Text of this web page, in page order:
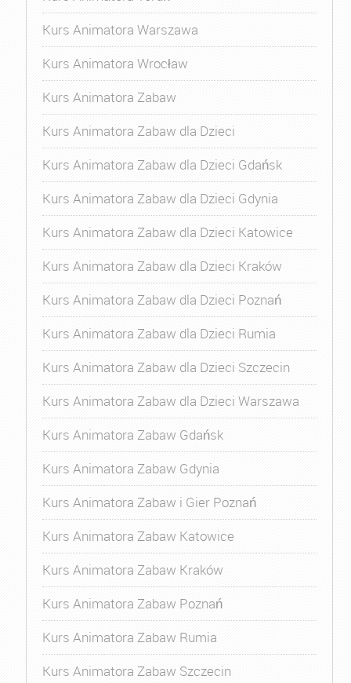
Kurs Animatora Warszawa
Kurs Animatora Wrocław
Kurs Animatora Zabaw
Kurs Animatora Zabaw dla Dzieci
Kurs Animatora Zabaw dla Dzieci Gdańsk
Kurs Animatora Zabaw dla Dzieci Gdynia
Kurs Animatora Zabaw dla Dzieci Katowice
Kurs Animatora Zabaw dla Dzieci Kraków
Kurs Animatora Zabaw dla Dzieci Poznań
Kurs Animatora Zabaw dla Dzieci Rumia
Kurs Animatora Zabaw dla Dzieci Szczecin
Kurs Animatora Zabaw dla Dzieci Warszawa
Kurs Animatora Zabaw Gdańsk
Kurs Animatora Zabaw Gdynia
Kurs Animatora Zabaw i Gier Poznań
Kurs Animatora Zabaw Katowice
Kurs Animatora Zabaw Kraków
Kurs Animatora Zabaw Poznań
Kurs Animatora Zabaw Rumia
Kurs Animatora Zabaw Szczecin